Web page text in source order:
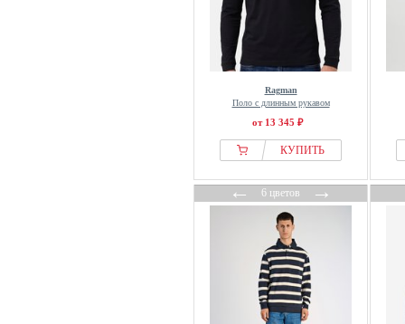
Ragman
Поло с длинным рукавом
от 13 345 ₽
КУПИТЬ
←6 цветов→